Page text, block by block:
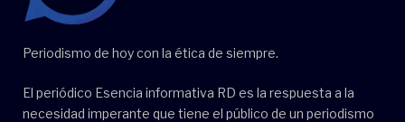
Periodismo de hoy con la ética de siempre.
El periódico Esencia informativa RD es la respuesta a la
necesidad imperante que tiene el público de un periodismo